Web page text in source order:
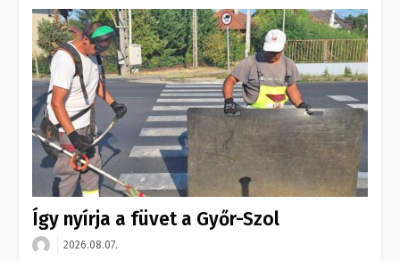
Így nyírja a füvet a Győr-Szol
2026.08.07.